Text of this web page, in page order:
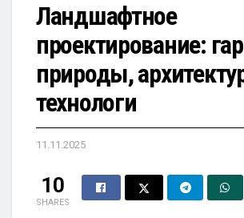
Ландшафтное
проектирование:
природы,
технологи
11.11.2025
10
SHARES